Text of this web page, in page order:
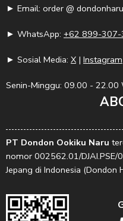
► Email: order @
► WhatsApp: +62 899-
► Sosial Media: X | Instagram
Senin-Minggu: 09.00 - 22.00
PT Dondon Ookiku Naru
nomor 002562.01/DJAI.PSE/
Jepang di Indonesia (Dondon